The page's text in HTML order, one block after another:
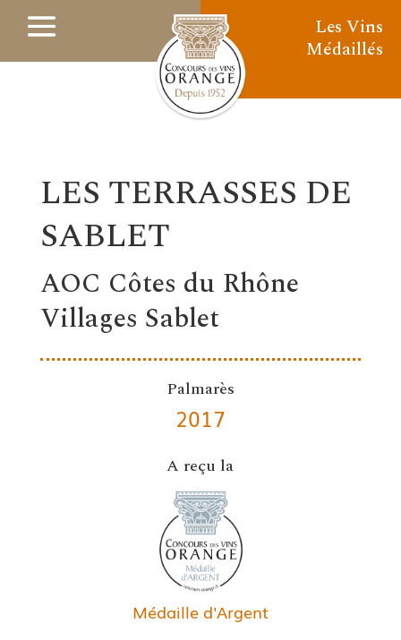
Les Vins
Médaillés
LES TERRASSES DE
SABLET
AOC Côtes du Rhône
Villages Sablet
Palmarès
2017
A reçu la
Médaille d'Argent